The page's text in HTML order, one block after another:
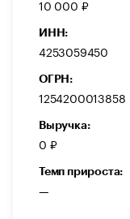
10 000 ₽
ИНН:
4253059450
ОГРН:
1254200013858
Выручка:
0 ₽
Темп прироста:
—